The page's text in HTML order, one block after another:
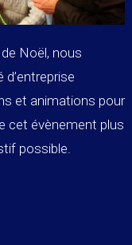
Noël, nous
et animations pour
cet évènement plus
possible.